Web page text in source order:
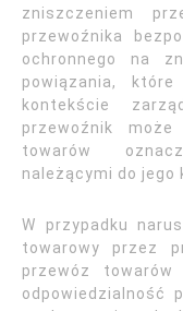
zniszczeniem
przewoźnika
ochronnego na
powiązania,
kontekście
przewoźnik
towarów
należącymi do jego
W przypadku
towarowy przez
przewóz
odpowiedzialność